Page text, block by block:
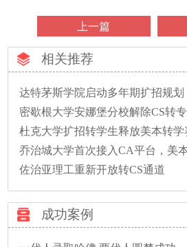
上一篇
相关推荐
达特茅斯学院启动多年期扩招规划
密歇根大学安娜堡分校解除CS转
杜克大学扩招转学生释放美本转
佐治亚理工重新开放转CS通道
成功案例